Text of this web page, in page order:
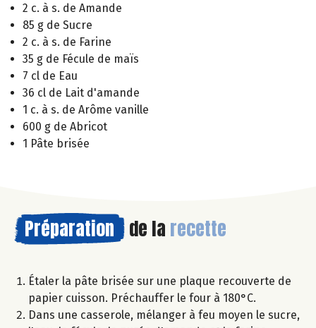
2 c. à s. de Amande
85 g de Sucre
2 c. à s. de Farine
35 g de Fécule de maïs
7 cl de Eau
36 cl de Lait d'amande
1 c. à s. de Arôme vanille
600 g de Abricot
1 Pâte brisée
Préparation de la recette
Étaler la pâte brisée sur une plaque recouverte de
papier cuisson. Préchauffer le four à 180°C.
Dans une casserole, mélanger à feu moyen le sucre,